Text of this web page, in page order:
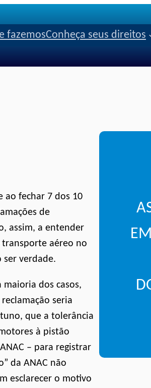
fazemosConheça seus direitos
ao fechar 7 dos 10
de
assim, a entender
transporte aéreo no
ser verdade.
maioria dos casos,
seria
que a tolerância
à pistão
– para registrar
da ANAC não
esclarecer o motivo